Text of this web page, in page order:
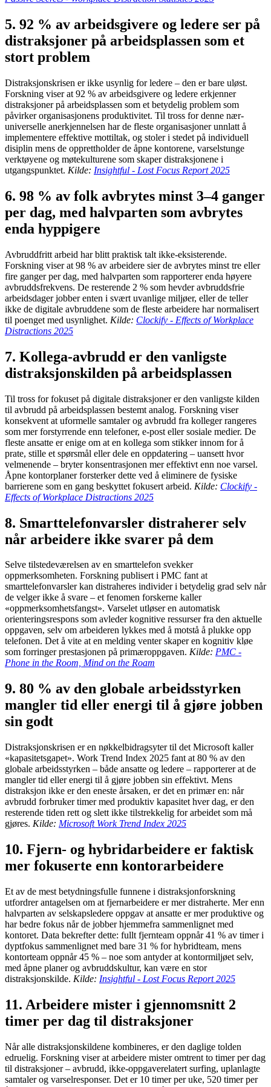
5. 92 % av arbeidsgivere og ledere ser på
distraksjoner på arbeidsplassen som et
stort problem
Distraksjonskrisen er ikke usynlig for ledere – den er bare uløst.
Forskning viser at 92 % av arbeidsgivere og ledere erkjenner
distraksjoner på arbeidsplassen som et betydelig problem som
påvirker organisasjonens produktivitet. Til tross for denne nær-
universelle anerkjennelsen har de fleste organisasjoner unnlatt å
implementere effektive mottiltak, og stoler i stedet på individuell
disiplin mens de opprettholder de åpne kontorene, varselstunge
verktøyene og møtekulturene som skaper distraksjonene i
utgangspunktet. Kilde: Insightful - Lost Focus Report 2025
6. 98 % av folk avbrytes minst 3–4 ganger
per dag, med halvparten som avbrytes
enda hyppigere
Avbruddfritt arbeid har blitt praktisk talt ikke-eksisterende.
Forskning viser at 98 % av arbeidere sier de avbrytes minst tre eller
fire ganger per dag, med halvparten som rapporterer enda høyere
avbruddsfrekvens. De resterende 2 % som hevder avbruddsfrie
arbeidsdager jobber enten i svært uvanlige miljøer, eller de teller
ikke de digitale avbruddene som de fleste arbeidere har normalisert
til poenget med usynlighet. Kilde: Clockify - Effects of Workplace
Distractions 2025
7. Kollega-avbrudd er den vanligste
distraksjonskilden på arbeidsplassen
Til tross for fokuset på digitale distraksjoner er den vanligste kilden
til avbrudd på arbeidsplassen bestemt analog. Forskning viser
konsekvent at uformelle samtaler og avbrudd fra kolleger rangeres
som mer forstyrrende enn telefoner, e-post eller sosiale medier. De
fleste ansatte er enige om at en kollega som stikker innom for å
prate, stille et spørsmål eller dele en oppdatering – uansett hvor
velmenende – bryter konsentrasjonen mer effektivt enn noe varsel.
Åpne kontorplaner forsterker dette ved å eliminere de fysiske
barrierene som en gang beskyttet fokusert arbeid. Kilde: Clockify -
Effects of Workplace Distractions 2025
8. Smarttelefonvarsler distraherer selv
når arbeidere ikke svarer på dem
Selve tilstedeværelsen av en smarttelefon svekker
oppmerksomheten. Forskning publisert i PMC fant at
smarttelefonvarsler kan distraheres individer i betydelig grad selv når
de velger ikke å svare – et fenomen forskerne kaller
«oppmerksomhetsfangst». Varselet utløser en automatisk
orienteringsrespons som avleder kognitive ressurser fra den aktuelle
oppgaven, selv om arbeideren lykkes med å motstå å plukke opp
telefonen. Det å vite at en melding venter skaper en kognitiv kløe
som forringer prestasjonen på primæroppgaven. Kilde: PMC -
Phone in the Room, Mind on the Roam
9. 80 % av den globale arbeidsstyrken
mangler tid eller energi til å gjøre jobben
sin godt
Distraksjonskrisen er en nøkkelbidragsyter til det Microsoft kaller
«kapasitetsgapet». Work Trend Index 2025 fant at 80 % av den
globale arbeidsstyrken – både ansatte og ledere – rapporterer at de
mangler tid eller energi til å gjøre jobben sin effektivt. Mens
distraksjon ikke er den eneste årsaken, er det en primær en: når
avbrudd forbruker timer med produktiv kapasitet hver dag, er den
resterende tiden rett og slett ikke tilstrekkelig for arbeidet som må
gjøres. Kilde: Microsoft Work Trend Index 2025
10. Fjern- og hybridarbeidere er faktisk
mer fokuserte enn kontorarbeidere
Et av de mest betydningsfulle funnene i distraksjonforskning
utfordrer antagelsen om at fjernarbeidere er mer distraherte. Mer enn
halvparten av selskapsledere oppgav at ansatte er mer produktive og
har bedre fokus når de jobber hjemmefra sammenlignet med
kontoret. Data bekrefter dette: fullt fjernteam oppnår 41 % av timer i
dyptfokus sammenlignet med bare 31 % for hybridteam, mens
kontorteam oppnår 45 % – noe som antyder at kontormiljøet selv,
med åpne planer og avbruddskultur, kan være en stor
distraksjonskilde. Kilde: Insightful - Lost Focus Report 2025
11. Arbeidere mister i gjennomsnitt 2
timer per dag til distraksjoner
Når alle distraksjonskildene kombineres, er den daglige tolden
edruelig. Forskning viser at arbeidere mister omtrent to timer per dag
til distraksjoner – avbrudd, ikke-oppgaverelatert surfing, uplanlagte
samtaler og varselresponser. Det er 10 timer per uke, 520 timer per